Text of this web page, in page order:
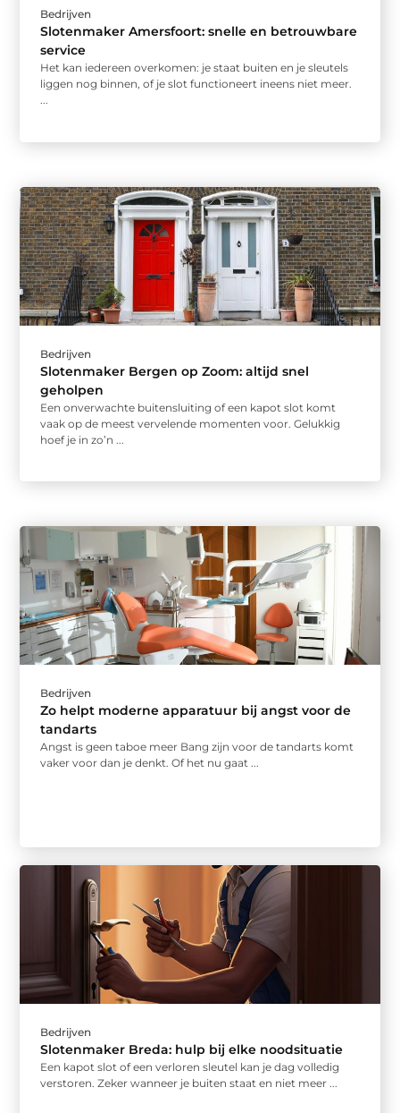
Bedrijven
Slotenmaker Amersfoort: snelle en betrouwbare
service
Het kan iedereen overkomen: je staat buiten en je sleutels
liggen nog binnen, of je slot functioneert ineens niet meer.
...
Bedrijven
Slotenmaker Bergen op Zoom: altijd snel
geholpen
Een onverwachte buitensluiting of een kapot slot komt
vaak op de meest vervelende momenten voor. Gelukkig
hoef je in zo’n ...
Bedrijven
Zo helpt moderne apparatuur bij angst voor de
tandarts
Angst is geen taboe meer Bang zijn voor de tandarts komt
vaker voor dan je denkt. Of het nu gaat ...
Bedrijven
Slotenmaker Breda: hulp bij elke noodsituatie
Een kapot slot of een verloren sleutel kan je dag volledig
verstoren. Zeker wanneer je buiten staat en niet meer ...